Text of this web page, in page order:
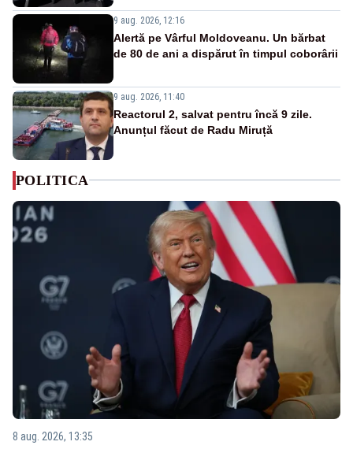
9 aug. 2026, 12:16
Alertă pe Vârful Moldoveanu. Un bărbat
de 80 de ani a dispărut în timpul coborârii
9 aug. 2026, 11:40
Reactorul 2, salvat pentru încă 9 zile.
Anunțul făcut de Radu Miruță
POLITICA
8 aug. 2026, 13:35